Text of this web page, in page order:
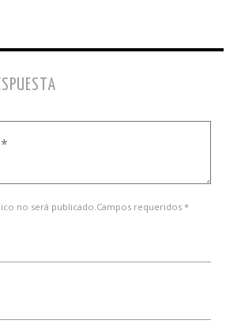
no será publicado.Campos requeridos *